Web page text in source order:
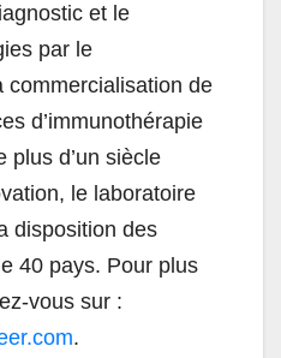
et le
par le
commercialisation de
d’immunothérapie
plus d’un siècle
le laboratoire
disposition des
40 pays. Pour plus
vous sur :
.